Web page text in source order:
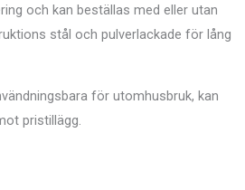
och kan beställas med eller utan
stål och pulverlackade för lång
för utomhusbruk, kan
pristillägg.